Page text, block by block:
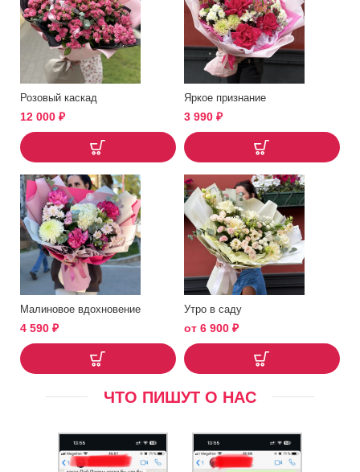
Розовый каскад
12 000 ₽
Яркое признание
3 990 ₽
Малиновое вдохновение
4 590 ₽
Утро в саду
от 6 900 ₽
ЧТО ПИШУТ О НАС